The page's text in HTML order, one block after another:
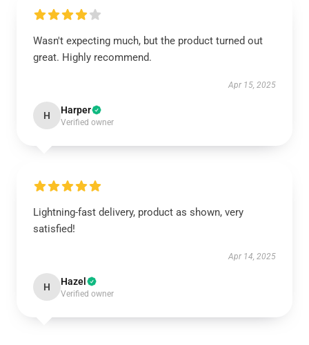
Wasn't expecting much, but the product turned out
great. Highly recommend.
Apr 15, 2025
H Harper
Verified owner
Lightning-fast delivery, product as shown, very
satisfied!
Apr 14, 2025
H Hazel
Verified owner